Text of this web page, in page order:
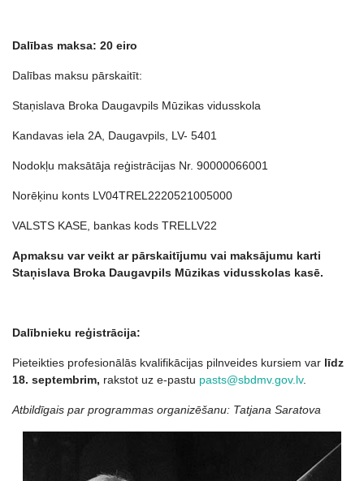
Dalības maksa: 20 eiro
Dalības maksu pārskaitīt:
Staņislava Broka Daugavpils Mūzikas vidusskola
Kandavas iela 2A, Daugavpils, LV- 5401
Nodokļu maksātāja reģistrācijas Nr. 90000066001
Norēķinu konts LV04TREL2220521005000
VALSTS KASE, bankas kods TRELLV22
Apmaksu var veikt ar pārskaitījumu vai maksājumu karti
Staņislava Broka Daugavpils Mūzikas vidusskolas kasē.
Dalībnieku reģistrācija:
Pieteikties profesionālās kvalifikācijas pilnveides kursiem var līdz
18. septembrim, rakstot uz e-pastu pasts@sbdmv.gov.lv.
Atbildīgais par programmas organizēšanu: Tatjana Saratova